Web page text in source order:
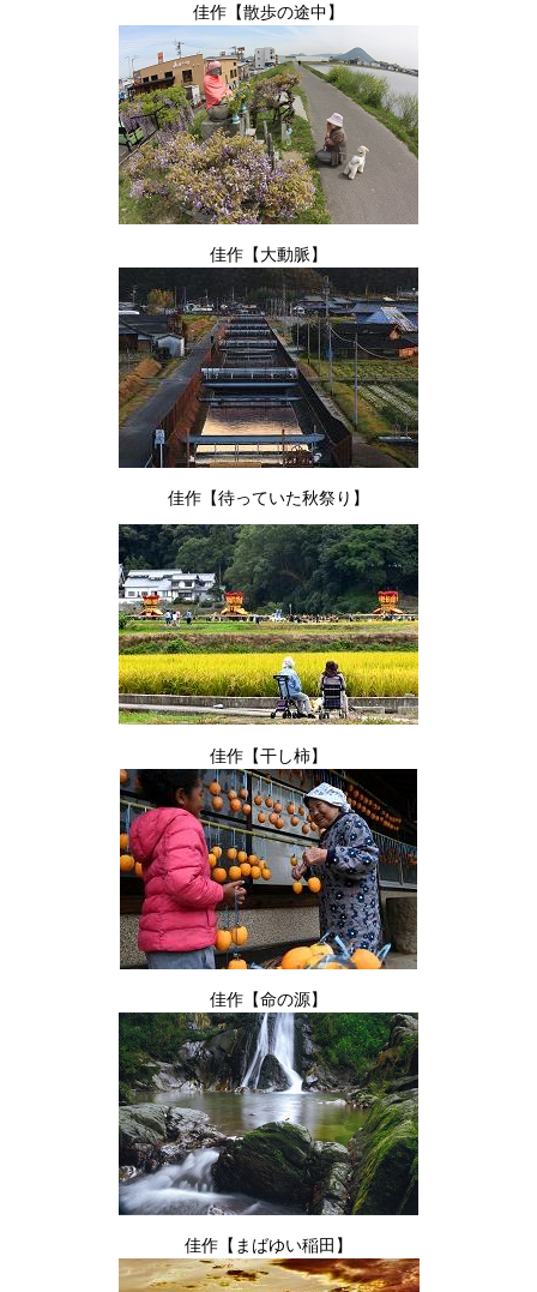
佳作【散歩の途中】
佳作【大動脈】
佳作【待っていた秋祭り】
佳作【干し柿】
佳作【命の源】
佳作【まばゆい稲田】